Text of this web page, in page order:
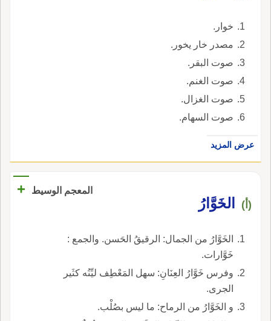
خوار.
مصدر خار يخور.
صوت البقر.
صوت الغنم.
صوت الغزال.
صوت السهام.
عرض المزيد
المعجم الوسيط +
(أ) الخَوَّارُ
الخَوَّارُ من الجمال: الرقيقُ الحَسن. والجمع :
خَوَّارات.
وفرس خَوَّارُ العِنَانِ: سهل المَعْطِف ليِّنُه كثَير
الجرى.
و الخَوَّارُ من الرماح: ما ليس بصُلْب.